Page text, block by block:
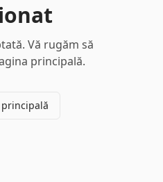
Vă rugăm să
principală.
principală